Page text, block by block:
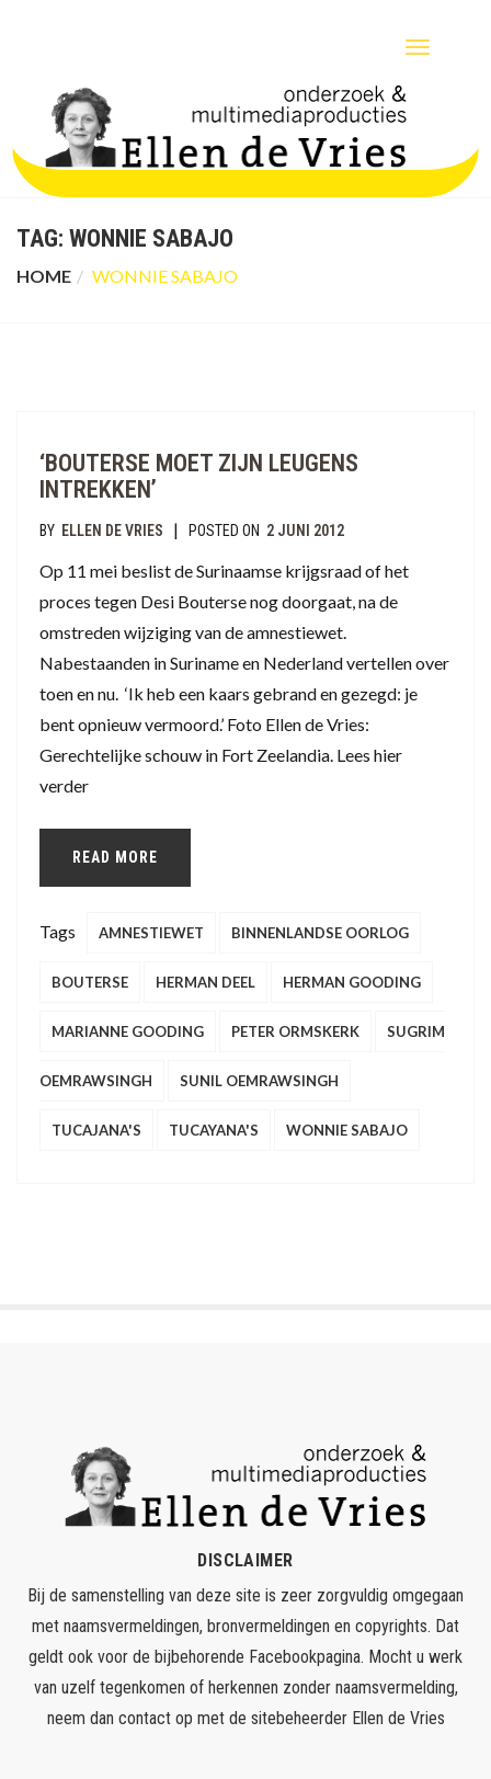
TOGGLE
TAG: WONNIE SABAJO
HOME WONNIE SABAJO
‘BOUTERSE MOET ZIJN LEUGENS
INTREKKEN’
BY ELLEN DE VRIES | POSTED ON 2 JUNI 2012
Op 11 mei beslist de Surinaamse krijgsraad of het
proces tegen Desi Bouterse nog doorgaat, na de
omstreden wijziging van de amnestiewet.
Nabestaanden in Suriname en Nederland vertellen over
toen en nu. ‘Ik heb een kaars gebrand en gezegd: je
bent opnieuw vermoord.’ Foto Ellen de Vries:
Gerechtelijke schouw in Fort Zeelandia. Lees hier
verder
READ MORE
Tags AMNESTIEWET BINNENLANDSE OORLOG
BOUTERSE HERMAN DEEL HERMAN GOODING
MARIANNE GOODING PETER ORMSKERK SUGRIM
OEMRAWSINGH SUNIL OEMRAWSINGH
TUCAJANA'S TUCAYANA'S WONNIE SABAJO
DISCLAIMER
Bij de samenstelling van deze site is zeer zorgvuldig omgegaan
met naamsvermeldingen, bronvermeldingen en copyrights. Dat
geldt ook voor de bijbehorende Facebookpagina. Mocht u werk
van uzelf tegenkomen of herkennen zonder naamsvermelding,
neem dan contact op met de sitebeheerder Ellen de Vries